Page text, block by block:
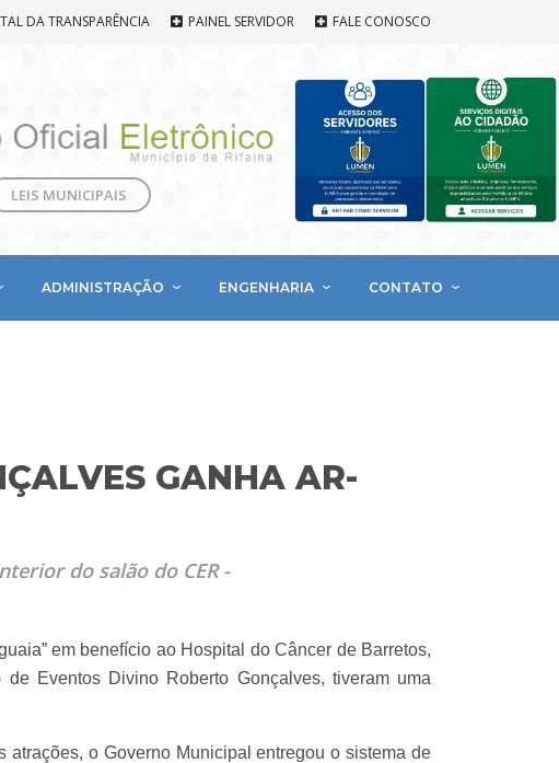
DA TRANSPARÊNCIA PAINEL SERVIDOR FALE CONOSCO
LEIS MUNICIPAIS
ADMINISTRAÇÃO ENGENHARIA CONTATO
GANHA AR-
do salão do CER -
em benefício ao Hospital do Câncer de Barretos,
Eventos Divino Roberto Gonçalves, tiveram uma
atrações, o Governo Municipal entregou o sistema de